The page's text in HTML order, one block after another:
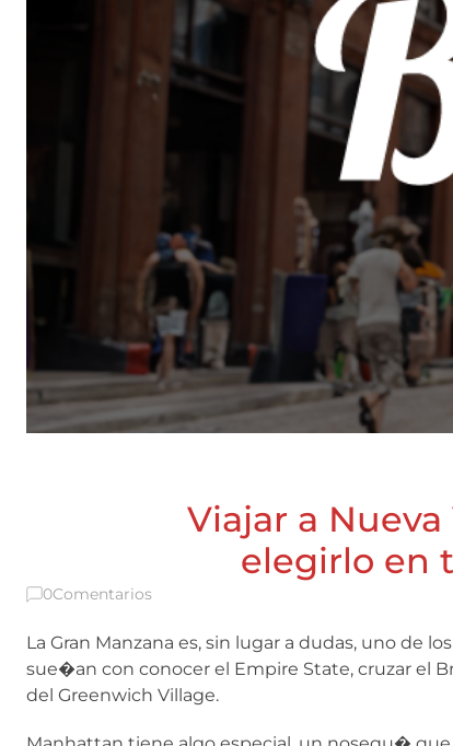
Viajar a Nueva
elegirlo en
0Comentarios
La Gran Manzana es, sin lugar a dudas, uno de
sue�an con conocer el Empire State, cruzar el
del Greenwich Village.